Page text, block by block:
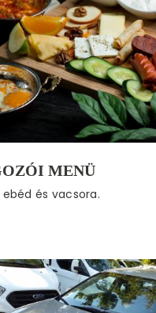
MENÜ
ebéd és vacsora.